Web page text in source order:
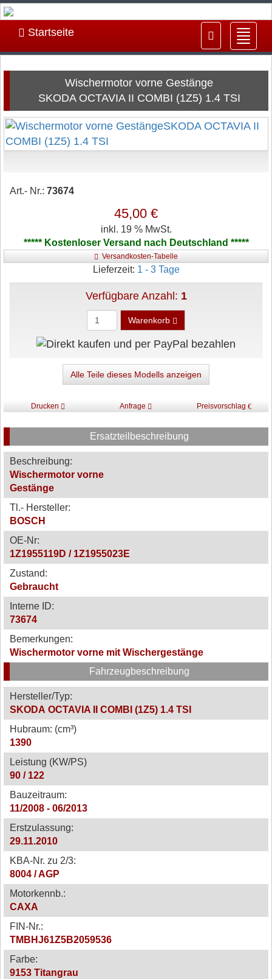
ein-/
Startseite
Wischermotor vorne Gestänge
SKODA OCTAVIA II COMBI (1Z5) 1.4 TSI
Art.- Nr.: 73674
45,00 €
inkl. 19 % MwSt.
***** Kostenloser Versand nach Deutschland *****
Versandkosten-Tabelle
Lieferzeit: 1 - 3 Tage
Verfügbare Anzahl: 1
Warenkorb
Alle Teile dieses Modells anzeigen
Drucken Anfrage Preisvorschlag
Ersatzteilbeschreibung
Beschreibung:
Wischermotor vorne
Gestänge
Tl.- Hersteller:
BOSCH
OE-Nr:
1Z1955119D / 1Z1955023E
Zustand:
Gebraucht
Interne ID:
73674
Bemerkungen:
Wischermotor vorne mit Wischergestänge
Fahrzeugbeschreibung
Hersteller/Typ:
SKODA OCTAVIA II COMBI (1Z5) 1.4 TSI
Hubraum: (cm³)
1390
Leistung (KW/PS)
90 / 122
Bauzeitraum:
11/2008 - 06/2013
Erstzulassung:
29.11.2010
KBA-Nr. zu 2/3:
8004 / AGP
Motorkennb.:
CAXA
FIN-Nr.:
TMBHJ61Z5B2059536
Farbe:
9153 Titangrau